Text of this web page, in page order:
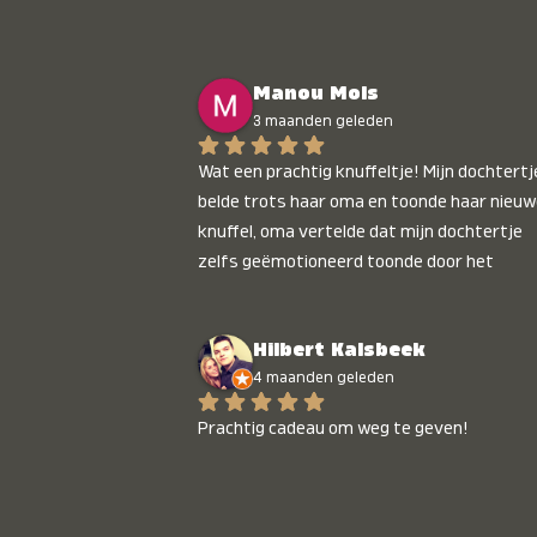
Manou Mols
3 maanden geleden
Wat een prachtig knuffeltje! Mijn
belde trots haar oma en toonde haar
knuffel, oma vertelde dat mijn dochtertje
zelfs geëmotioneerd toonde door het
Hilbert Kalsbeek
4 maanden geleden
Prachtig cadeau om weg te geven!